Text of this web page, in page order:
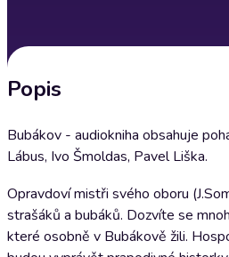
Popis
Bubákov - audiokniha obsahuje
Lábus, Ivo Šmoldas, Pavel Liška.
Opravdoví mistři svého oboru
strašáků a bubáků. Dozvíte se
které osobně v Bubákově žili.